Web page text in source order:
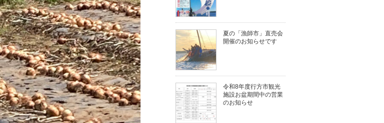
夏の「漁師市」直売会
開催のお知らせです
令和8年度行方市観光
施設お盆期間中の営業
のお知らせ